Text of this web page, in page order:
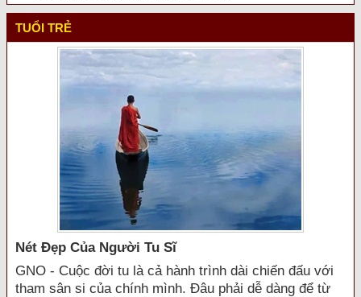
TUỔI TRẺ
Nét Đẹp Của Người Tu Sĩ
GNO - Cuộc đời tu là cả hành trình dài chiến đấu với
tham sân si của chính mình. Đâu phải dễ dàng để từ